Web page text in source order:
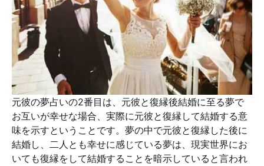
元彼の夢占いの2番目は、元彼と復縁後結婚に至る夢で
お互いが幸せな場合、実際に元彼と復縁して結婚する意
味を示すということです。夢の中で元彼と復縁した後に
結婚し、二人とも幸せに感じている夢は、現実世界にお
いても復縁をして結婚することを暗示していると言われ